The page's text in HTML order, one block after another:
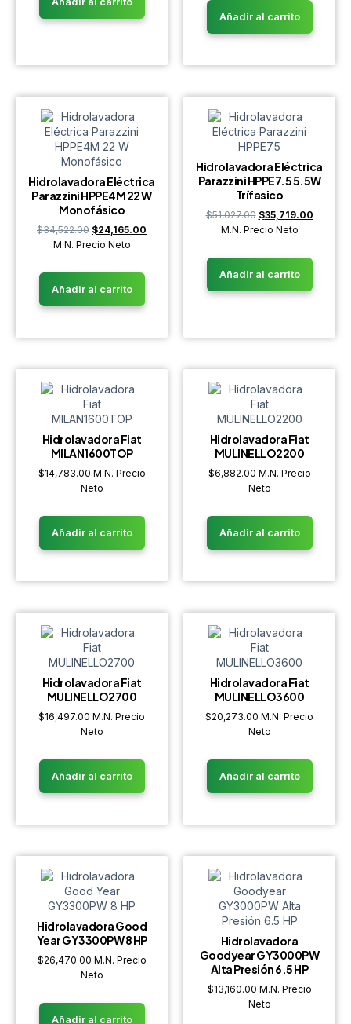
Añadir al carrito
Hidrolavadora Eléctrica
Parazzini HPPE4M 22 W
Monofásico
$34,522.00 $24,165.00
M.N. Precio Neto
Añadir al carrito
Hidrolavadora Eléctrica
Parazzini HPPE7.5 5.5W
Trífasico
$51,027.00 $35,719.00
M.N. Precio Neto
Añadir al carrito
Hidrolavadora Fiat
MILAN1600TOP
$14,783.00 M.N. Precio
Neto
Añadir al carrito
Hidrolavadora Fiat
MULINELLO2200
$6,882.00 M.N. Precio
Neto
Añadir al carrito
Hidrolavadora Fiat
MULINELLO2700
$16,497.00 M.N. Precio
Neto
Añadir al carrito
Hidrolavadora Fiat
MULINELLO3600
$20,273.00 M.N. Precio
Neto
Añadir al carrito
Hidrolavadora Good
Year GY3300PW 8 HP
$26,470.00 M.N. Precio
Neto
Añadir al carrito
Hidrolavadora
Goodyear GY3000PW
Alta Presión 6.5 HP
$13,160.00 M.N. Precio
Neto